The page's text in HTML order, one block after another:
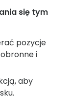
się tym
pozycje
i
aby